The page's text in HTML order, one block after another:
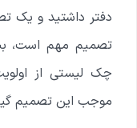
دفتر داشتید و یک
تصمیم مهم است،
چک لیستی از
موجب این تصمیم